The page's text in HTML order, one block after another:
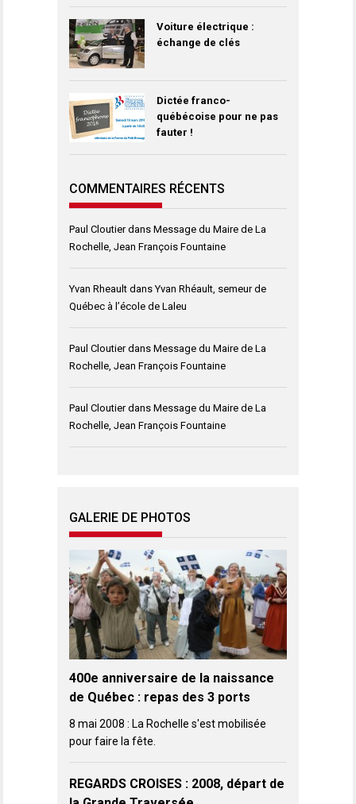
Voiture électrique :
échange de clés
Dictée franco-
québécoise pour ne pas
fauter !
COMMENTAIRES RÉCENTS
Paul Cloutierdans Message du Maire de La
Rochelle, Jean François Fountaine
Yvan Rheault dansYvan Rhéault, semeur de
Québec à l’école de Laleu
Paul Cloutierdans Message du Maire de La
Rochelle, Jean François Fountaine
Paul Cloutierdans Message du Maire de La
Rochelle, Jean François Fountaine
GALERIE DE PHOTOS
400e anniversaire de la naissance
de Québec : repas des 3 ports
8 mai 2008 : La Rochelle s'est mobilisée
pour faire la fête.
REGARDS CROISES : 2008, départ de